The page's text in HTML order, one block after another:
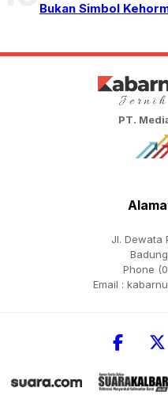
Bukan Simbol
PT.
Jl. Dewata
Phone
Email :